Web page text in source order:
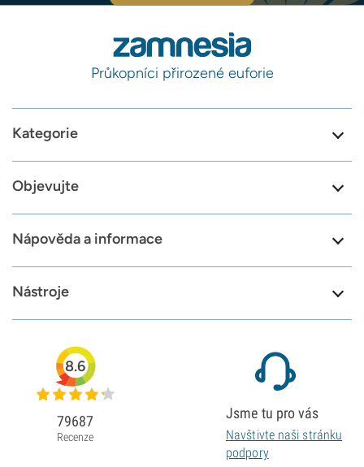
Průkopníci přirozené euforie
Kategorie
Objevujte
Nápověda a informace
Nástroje
8.6
79687
Recenze
Jsme tu pro vás
Navštivte naši stránku
podpory